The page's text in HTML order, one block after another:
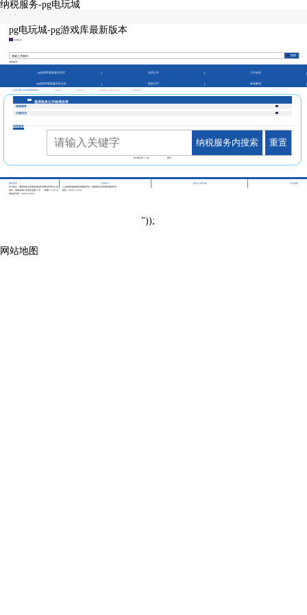
纳税服务-pg电玩城
| |
|
pg电玩城-pg游戏库最新版本
征纳互动
本站热词：
pg游戏库最新版本首页 信息公开 工作动态
pg游戏库最新版本的公告 政策文件 政策解读
pg电玩城-pg游戏库最新版本 市县频道 五指山市
基层政务公开标准目录
纳税服务
行政执法
纳税服务
纳税服务内搜索 重置
共0条记录 1/1 页 第页
网站管理 访问统计 联系pg电玩城
站点地图
主办单位：国家税务总局海南省税务局网站管理办公室
pg游戏库最新版本的版权所有：国家税务总局海南省税务局
地址：海南省海口市龙昆北路10号
邮编：570125
电话：0898-12366
网站标识码：bm29210001
"));
网站地图